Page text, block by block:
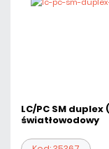
LC/PC SM
światłowodowy